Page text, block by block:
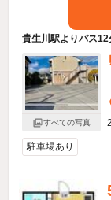
貴生川駅よりバス
すべての写真
駐車場あり